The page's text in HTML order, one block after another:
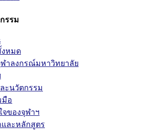
รรม
งหมด
าลงกรณ์มหาวิทยาลัย
ะนวัตกรรม
มือ
ของจุฬาฯ
ละหลักสูตร